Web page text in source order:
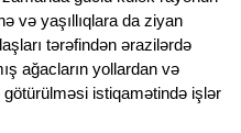
və yaşıllıqlara da ziyan
tərəfindən ərazilərdə
ağacların yollardan və
götürülməsi istiqamətində işlər